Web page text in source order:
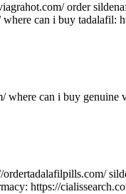
order
can i buy tadalafil:
can i buy
https://